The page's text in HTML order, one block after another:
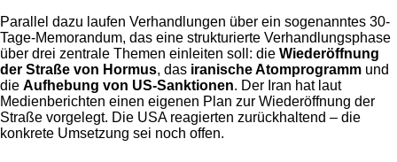
Parallel dazu laufen Verhandlungen über ein sogenanntes 30-
Tage-Memorandum, das eine strukturierte Verhandlungsphase
über drei zentrale Themen einleiten soll: die Wiederöffnung
der Straße von Hormus, das iranische Atomprogramm und
die Aufhebung von US-Sanktionen. Der Iran hat laut
Medienberichten einen eigenen Plan zur Wiederöffnung der
Straße vorgelegt. Die USA reagierten zurückhaltend – die
konkrete Umsetzung sei noch offen.